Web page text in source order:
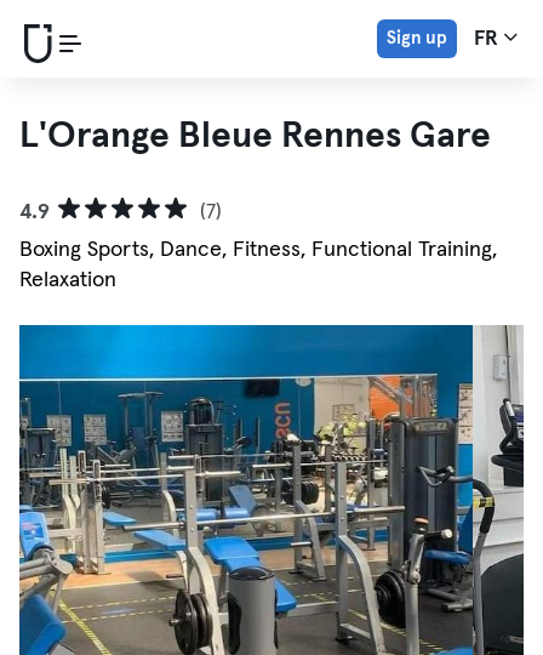
Sign up FR
L'Orange Bleue Rennes Gare
4.9
(7)
Boxing Sports, Dance, Fitness, Functional Training,
Relaxation